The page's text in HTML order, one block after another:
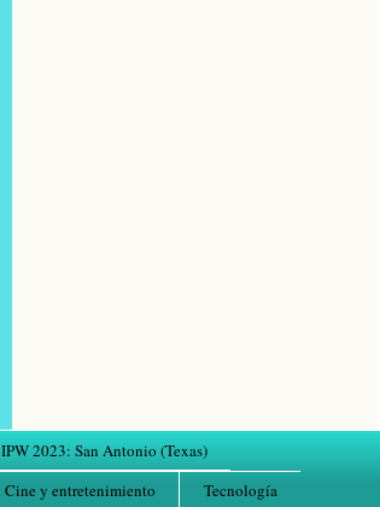
IPW 2023: San Antonio (Texas)
Cine y entretenimiento
Tecnología